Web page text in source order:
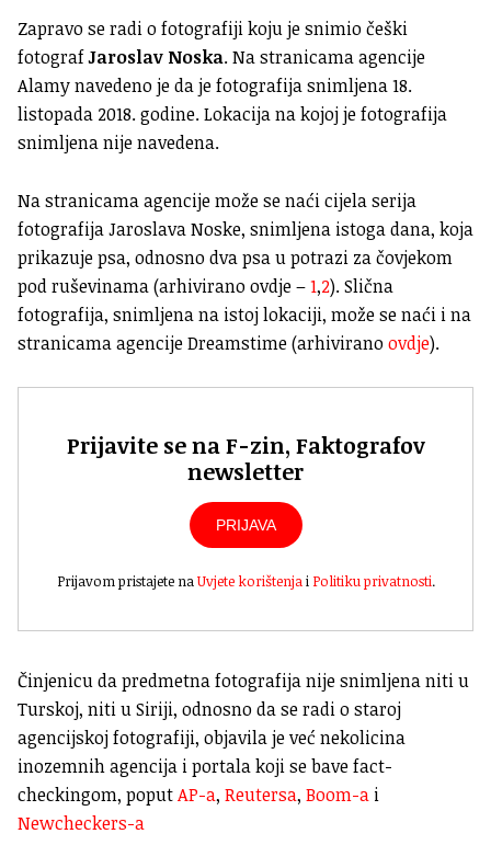
Zapravo se radi o fotografiji koju je snimio češki
fotografJaroslav Noska. Na stranicama agencije
Alamy navedeno je da je fotografija snimljena 18.
listopada 2018. godine. Lokacija na kojoj je fotografija
snimljena nije navedena.
Na stranicama agencije može se naći cijela serija
fotografija Jaroslava Noske, snimljena istoga dana, koja
prikazuje psa, odnosno dva psa u potrazi za čovjekom
pod ruševinama (arhivirano ovdje –1,2). Slična
fotografija, snimljena na istoj lokaciji, može se naći i na
stranicama agencije Dreamstime (arhiviranoovdje).
Prijavite se na F-zin, Faktografov
newsletter
PRIJAVA
Prijavom pristajete naUvjete korištenjai Politiku privatnosti.
Činjenicu da predmetna fotografija nije snimljena niti u
Turskoj, niti u Siriji, odnosno da se radi o staroj
agencijskoj fotografiji, objavila je već nekolicina
inozemnih agencija i portala koji se bave fact-
checkingom, poputAP-a, Reutersa, Boom-a i
Newcheckers-a